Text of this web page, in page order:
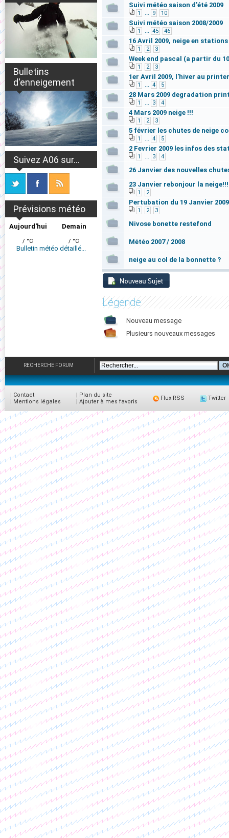
Bulletins
d'enneigement
Suivez A06 sur...
Prévisions météo
Aujourd'hui
/ °C
Demain
/ °C
Bulletin météo détaillé...
Suivi météo saison d'été 2009
1 ... 9 10
Suivi météo saison 2008/2009
1 ... 45 46
16 Avril 2009, neige en
1 2 3
Week end pascal (a partir du
1 2 3
1er Avril 2009, l'hiver au
1 ... 4 5
28 Mars 2009 degradation
1 ... 3 4
4 Mars 2009 neige !!!
1 2 3
5 février les chutes de neige
1 ... 4 5
2 Fevrier 2009 les infos des
1 ... 3 4
26 Janvier des nouvelles
23 Janvier rebonjour la neige!!!
1 2
Pertubation du 19 Janvier
1 2 3
Nivose bonette restefond
Météo 2007 / 2008
neige au col de la bonnette ?
Légende
Nouveau message
Plusieurs nouveaux messages
RECHERCHE FORUM
| Contact
| Mentions légales
| Plan du site
| Ajouter à mes favoris
Flux RSS Twitter